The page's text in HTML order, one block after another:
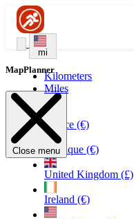
mi
Kilometers
Miles
France (€)
Belgique (€)
United Kingdom (£)
Ireland (€)
MapPlanner
Close menu